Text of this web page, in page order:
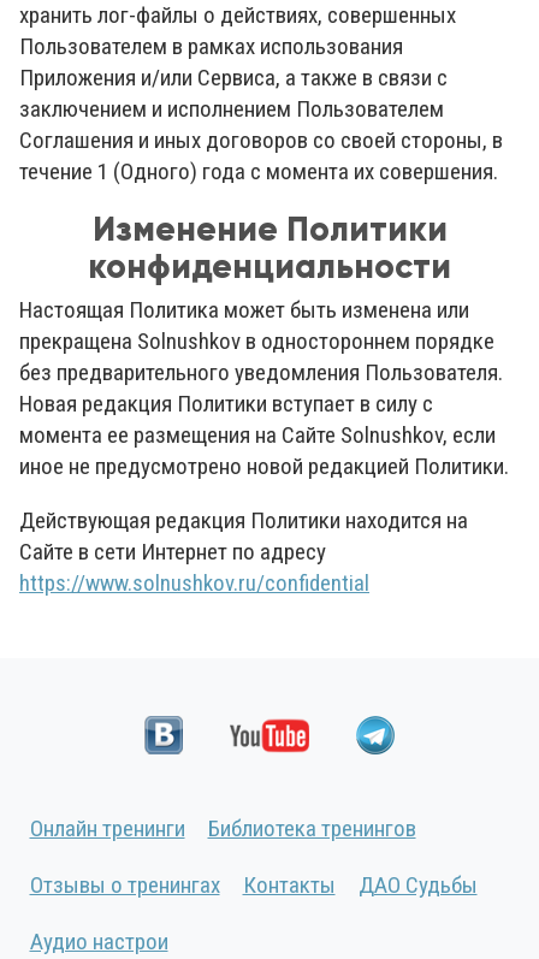
хранить лог-файлы о действиях, совершенных
Пользователем в рамках использования
Приложения и/или Сервиса, а также в связи с
заключением и исполнением Пользователем
Соглашения и иных договоров со своей стороны, в
течение 1 (Одного) года с момента их совершения.
Изменение Политики
конфиденциальности
Настоящая Политика может быть изменена или
прекращена Solnushkov в одностороннем порядке
без предварительного уведомления Пользователя.
Новая редакция Политики вступает в силу с
момента ее размещения на Сайте Solnushkov, если
иное не предусмотрено новой редакцией Политики.
Действующая редакция Политики находится на
Сайте в сети Интернет по адресу
https://www.solnushkov.ru/confidential
Онлайн тренинги Библиотека тренингов
Отзывы о тренингах Контакты ДАО Судьбы
Аудио настрои